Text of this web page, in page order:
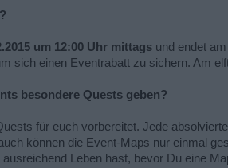
um 12:00 Uhr mittags und endet am
sich einen Eventrabatt zu sichern. Am
besondere Quests geben?
für euch vorbereitet. Jede
können die Event-Maps nur einmal
Leben hast, bevor Du eine